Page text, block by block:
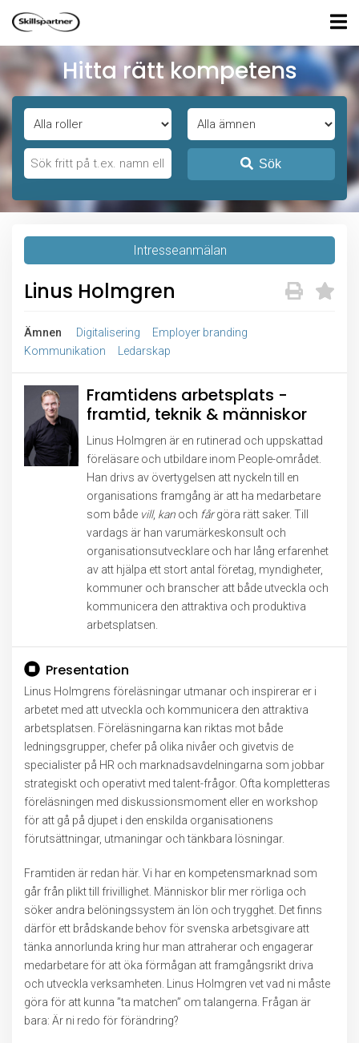
Hitta rätt kompetens
Sök
Intresseanmälan
Linus Holmgren
Ämnen Digitalisering
Employer branding
Kommunikation
Ledarskap
Framtidens arbetsplats -
framtid, teknik & människor
Linus Holmgren är en rutinerad och uppskattad
föreläsare och utbildare inom People-området.
Han drivs av övertygelsen att nyckeln till en
organisations framgång är att ha medarbetare
som både vill, kan och fårgöra rätt saker. Till
vardags är han varumärkeskonsult och
organisationsutvecklare och har lång erfarenhet
av att hjälpa ett stort antal företag, myndigheter,
kommuner och branscher att både utveckla och
kommunicera den attraktiva och produktiva
arbetsplatsen.
Presentation
Linus Holmgrens föreläsningar utmanar och inspirerar er i
arbetet med att utveckla och kommunicera den attraktiva
arbetsplatsen. Föreläsningarna kan riktas mot både
ledningsgrupper, chefer på olika nivåer och givetvis de
specialister på HR och marknadsavdelningarna som jobbar
strategiskt och operativt med talent-frågor. Ofta kompletteras
föreläsningen med diskussionsmoment eller en workshop
för att gå på djupet i den enskilda organisationens
förutsättningar, utmaningar och tänkbara lösningar.
Framtiden är redan här. Vi har en kompetensmarknad som
går från plikt till frivillighet. Människor blir mer rörliga och
söker andra belöningssystem än lön och trygghet. Det finns
därför ett brådskande behov för svenska arbetsgivare att
tänka annorlunda kring hur man attraherar och engagerar
medarbetare för att öka förmågan att framgångsrikt driva
och utveckla verksamheten. Linus Holmgren vet vad ni måste
göra för att kunna ”ta matchen” om talangerna. Frågan är
bara: Är ni redo för förändring?